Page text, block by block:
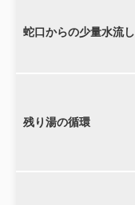
蛇口からの少量水流し
残り湯の循環